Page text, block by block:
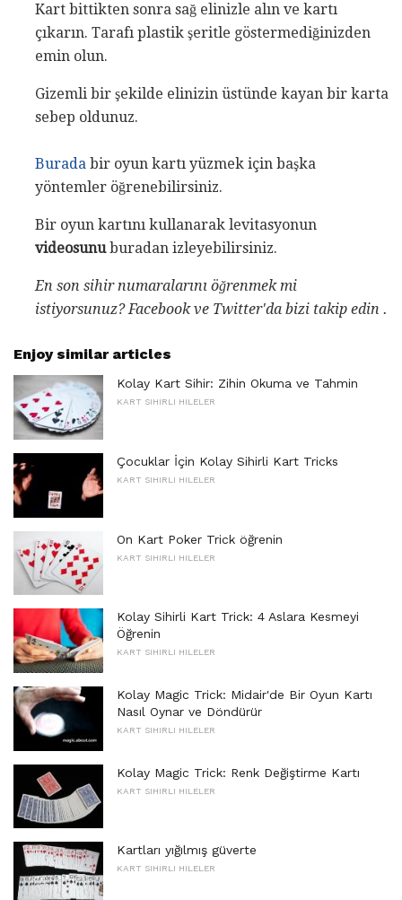
Kart bittikten sonra sağ elinizle alın ve kartı
çıkarın. Tarafı plastik şeritle göstermediğinizden
emin olun.
Gizemli bir şekilde elinizin üstünde kayan bir karta
sebep oldunuz.
Burada bir oyun kartı yüzmek için başka
yöntemler öğrenebilirsiniz.
Bir oyun kartını kullanarak levitasyonun
videosunuburadan izleyebilirsiniz.
En son sihir numaralarını öğrenmek mi
istiyorsunuz? Facebook ve Twitter'da bizi takip edin .
Enjoy similar articles
Kolay Kart Sihir: Zihin Okuma ve Tahmin
KART SIHIRLI HILELER
Çocuklar İçin Kolay Sihirli Kart Tricks
KART SIHIRLI HILELER
On Kart Poker Trick öğrenin
KART SIHIRLI HILELER
Kolay Sihirli Kart Trick: 4 Aslara Kesmeyi
Öğrenin
KART SIHIRLI HILELER
Kolay Magic Trick: Midair'de Bir Oyun Kartı
Nasıl Oynar ve Döndürür
KART SIHIRLI HILELER
Kolay Magic Trick: Renk Değiştirme Kartı
KART SIHIRLI HILELER
Kartları yığılmış güverte
KART SIHIRLI HILELER